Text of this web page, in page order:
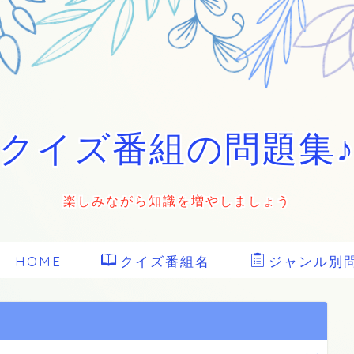
イズ番組の問題集
楽しみながら知識を増やしましょう
HOME クイズ番組名 ジャンル別